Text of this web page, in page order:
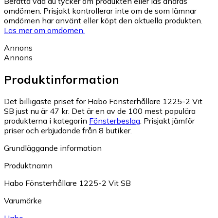
omdömen. Prisjakt kontrollerar inte om de som lämnar
omdömen har använt eller köpt den aktuella produkten.
Läs mer om omdömen.
Annons
Annons
Produktinformation
Det billigaste priset för Habo Fönsterhållare 1225-2 Vit
SB just nu är 47 kr. Det är en av de 100 mest populära
produkterna i kategorin Fönsterbeslag Prisjakt jämför
priser och erbjudande från 8 butiker.
Grundläggande information
Produktnamn
Habo Fönsterhållare 1225-2 Vit SB
Varumärke